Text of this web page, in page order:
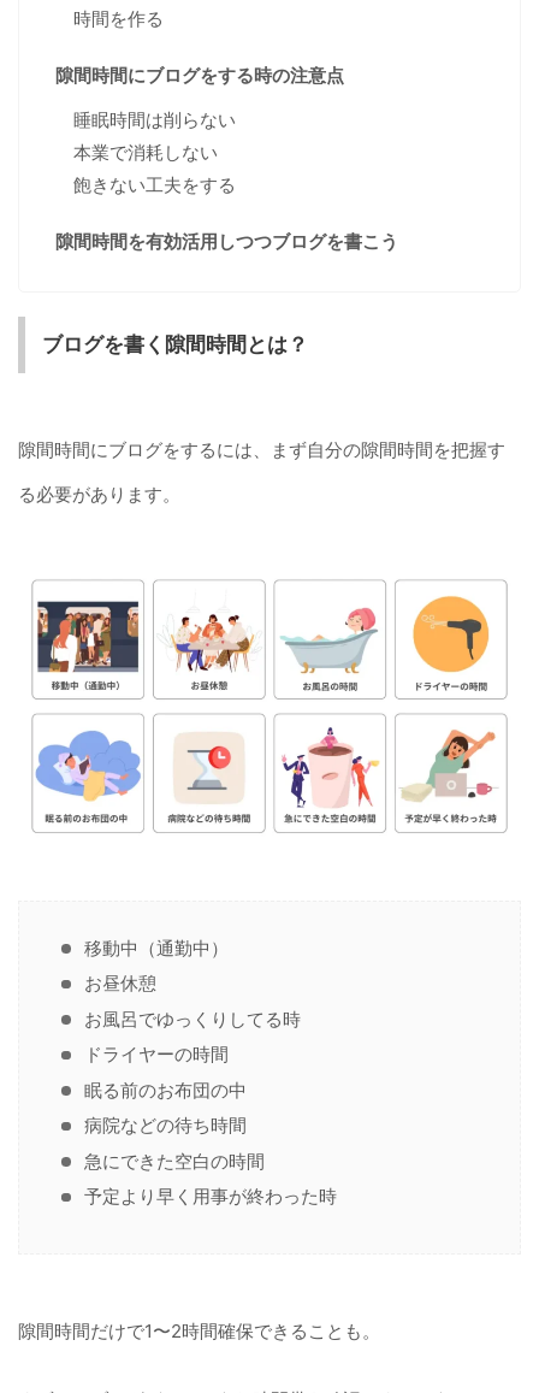
時間を作る
隙間時間にブログをする時の注意点
睡眠時間は削らない
本業で消耗しない
飽きない工夫をする
隙間時間を有効活用しつつブログを書こう
ブログを書く隙間時間とは？
隙間時間にブログをするには、まず自分の隙間時間を把握す
る必要があります。
移動中（通勤中）
お昼休憩
お風呂でゆっくりしてる時
ドライヤーの時間
眠る前のお布団の中
病院などの待ち時間
急にできた空白の時間
予定より早く用事が終わった時
隙間時間だけで1〜2時間確保できることも。